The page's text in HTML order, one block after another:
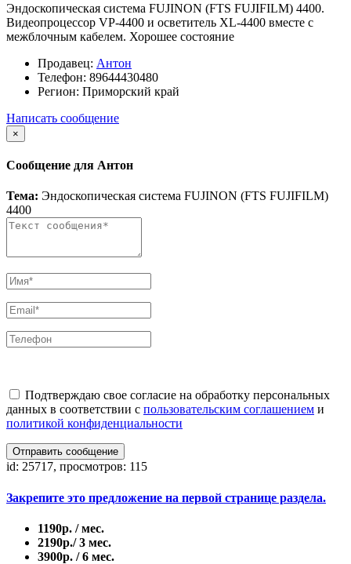
Эндоскопическая система FUJINON (FTS FUJIFILM) 4400.
Видеопроцессор VP-4400 и осветитель XL-4400 вместе с
межблочным кабелем. Хорошее состояние
Продавец: Антон
Телефон: 89644430480
Регион: Приморский край
Написать сообщение
×
Сообщение для Антон
Тема: Эндоскопическая система FUJINON (FTS FUJIFILM)
4400
Подтверждаю свое согласие на обработку персональных
данных в соответствии с пользовательским соглашением и
политикой конфиденциальности
Отправить сообщение
id: 25717, просмотров: 115
Закрепите это предложение на первой странице раздела.
1190р. / мес.
2190р./ 3 мес.
3900р. / 6 мес.